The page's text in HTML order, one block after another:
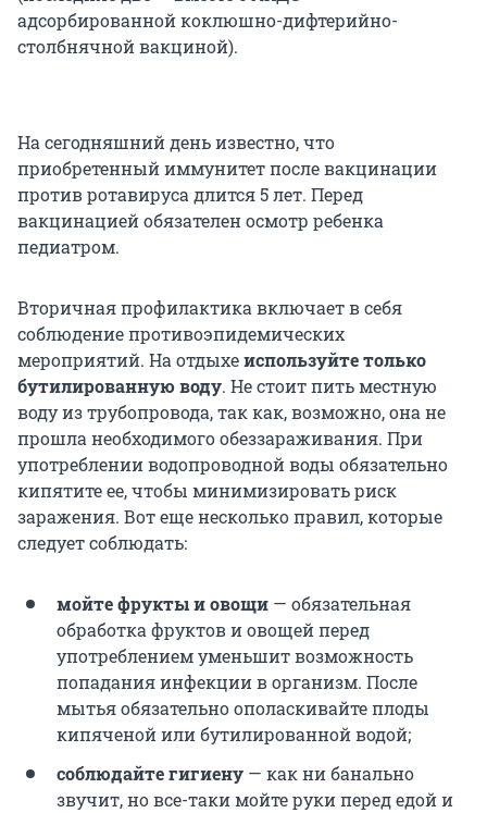
адсорбированной коклюшно-дифтерийно-
столбнячной вакциной).
На сегодняшний день известно, что
приобретенный иммунитет после вакцинации
против ротавируса длится 5 лет. Перед
вакцинацией обязателен осмотр ребенка
педиатром.
Вторичная профилактика включает в себя
соблюдение противоэпидемических
мероприятий. На отдыхеиспользуйте только
бутилированную воду. Не стоит пить местную
воду из трубопровода, так как, возможно, она не
прошла необходимого обеззараживания. При
употреблении водопроводной воды обязательно
кипятите ее, чтобы минимизировать риск
заражения. Вот еще несколько правил, которые
следует соблюдать:
мойте фрукты и овощи — обязательная
обработка фруктов и овощей перед
употреблением уменьшит возможность
попадания инфекции в организм. После
мытья обязательно ополаскивайте плоды
кипяченой или бутилированной водой;
соблюдайте гигиену — как ни банально
звучит, но все-таки мойте руки перед едой и